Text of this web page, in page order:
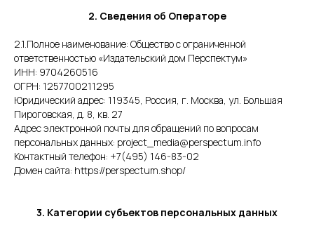
2. Сведения об Операторе
2.1.Полное наименование: Общество с ограниченной
ответственностью «Издательский дом Перспектум»
ИНН: 9704260516
ОГРН: 1257700211295
Юридический адрес: 119345, Россия, г. Москва, ул. Большая
Пироговская, д. 8, кв. 27
Адрес электронной почты для обращений по вопросам
персональных данных: project_media@perspectum.info
Контактный телефон: +7(495) 146-83-02
Домен сайта: https://perspectum.shop/
3. Категории субъектов персональных данных